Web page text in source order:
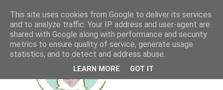
This site uses cookies from Google to deliver its services
and to analyze traffic. Your IP address and user-agent are
shared with Google along with performance and security
metrics to ensure quality of service, generate usage
statistics, and to detect and address abuse.
LEARN MORE GOT IT